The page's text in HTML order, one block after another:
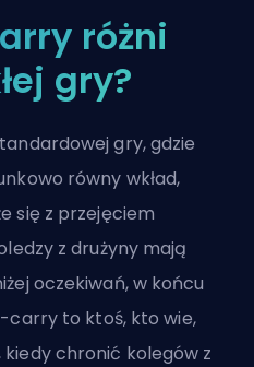
różni
gry?
gry, gdzie
równy wkład,
się z przejęciem
z drużyny mają
oczekiwań, w końcu
carry to ktoś, kto wie,
chronić kolegów z